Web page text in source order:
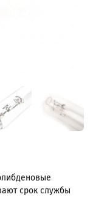
срок службы